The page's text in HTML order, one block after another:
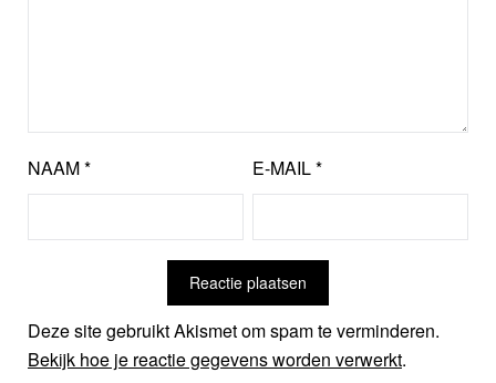
NAAM* E-MAIL*
Deze site gebruikt Akismet om spam te verminderen.
Bekijk hoe je reactie gegevens worden verwerkt.